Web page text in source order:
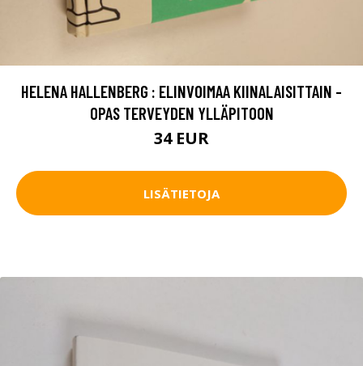
HELENA HALLENBERG : ELINVOIMAA KIINALAISITTAIN -
OPAS TERVEYDEN YLLÄPITOON
34 EUR
LISÄTIETOJA